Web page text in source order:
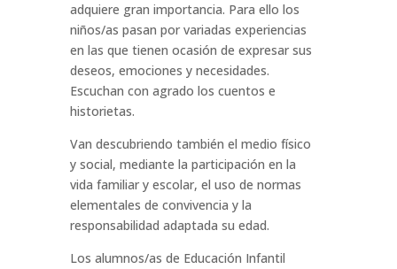
adquiere gran importancia. Para ello los
niños/as pasan por variadas experiencias
en las que tienen ocasión de expresar sus
deseos, emociones y necesidades.
Escuchan con agrado los cuentos e
historietas.
Van descubriendo también el medio físico
y social, mediante la participación en la
vida familiar y escolar, el uso de normas
elementales de convivencia y la
responsabilidad adaptada su edad.
Los alumnos/as de Educación Infantil